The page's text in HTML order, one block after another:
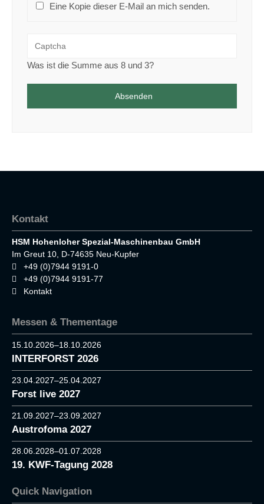
Eine Kopie dieser E-Mail an mich senden.
Was ist die Summe aus 8 und 3?
Absenden
Kontakt
HSM Hohenloher Spezial-Maschinenbau GmbH
Im Greut 10, D-74635 Neu-Kupfer
+49 (0)7944 9191-0
+49 (0)7944 9191-77
Kontakt
Messen & Thementage
15.10.2026–18.10.2026
INTERFORST 2026
23.04.2027–25.04.2027
Forst live 2027
21.09.2027–23.09.2027
Austrofoma 2027
28.06.2028–01.07.2028
19. KWF-Tagung 2028
Quick Navigation